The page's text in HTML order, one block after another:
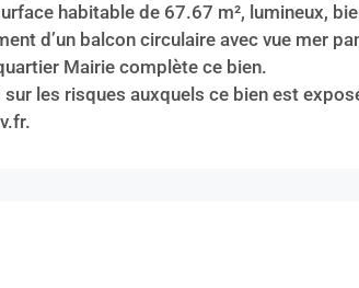
habitable de 67.67 m², lumineux,
d’un balcon circulaire avec vue mer
Mairie complète ce bien.
les risques auxquels ce bien est